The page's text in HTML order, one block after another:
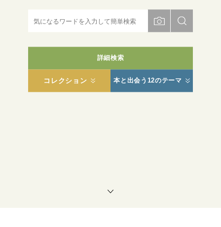
詳細検索
コレクション 本と出会う12のテーマ